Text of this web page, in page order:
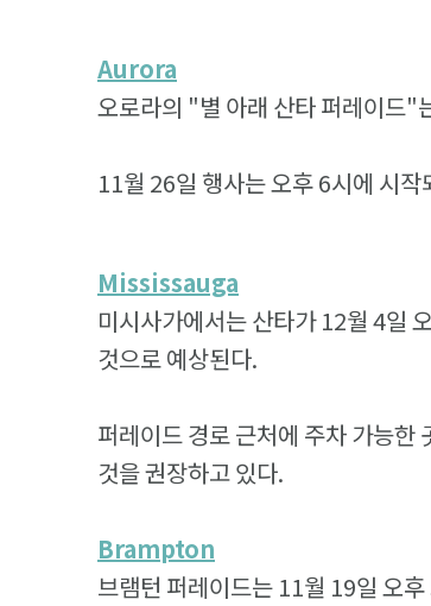
Aurora
오로라의 "별 아래 산타 퍼레이드"
11월 26일 행사는 오후 6시에 시
Mississauga
미시사가에서는 산타가 12월 4일
것으로 예상된다.
퍼레이드 경로 근처에 주차 가능한
것을 권장하고 있다.
Brampton
브램턴 퍼레이드는 11월 19일 오